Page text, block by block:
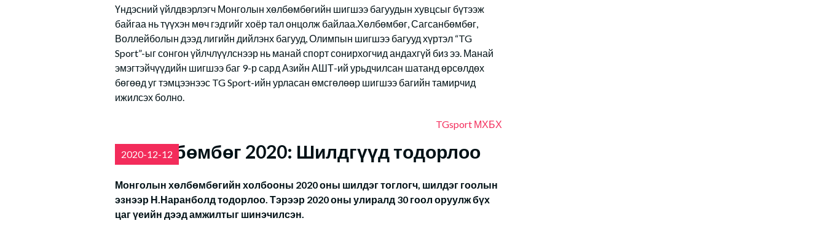
Үндэсний үйлдвэрлэгч Монголын хөлбөмбөгийн шигшээ багуудын хувцсыг бүтээж
байгаа нь түүхэн мөч гэдгийг хоёр тал онцолж байлаа.Хөлбөмбөг, Сагсанбөмбөг,
Воллейболын дээд лигийн дийлэнх багууд, Олимпын шигшээ багууд хүртэл “TG
Sport”-ыг сонгон үйлчлүүлснээр нь манай спорт сонирхогчид андахгүй биз ээ. Манай
эмэгтэйчүүдийн шигшээ баг 9-р сард Азийн АШТ-ий урьдчилсан шатанд өрсөлдөх
бөгөөд уг тэмцээнээс TG Sport-ийн урласан өмсгөлөөр шигшээ багийн тамирчид
ижилсэх болно.
TGsport МХБХ
2020-12-12
Алтан бөмбөг 2020: Шилдгүүд тодорлоо
Монголын хөлбөмбөгийн холбооны 2020 оны шилдэг тоглогч, шилдэг гоолын
эзнээр Н.Наранболд тодорлоо. Тэрээр 2020 оны улиралд 30 гоол оруулж бүх
цаг үеийн дээд амжилтыг шинэчилсэн.